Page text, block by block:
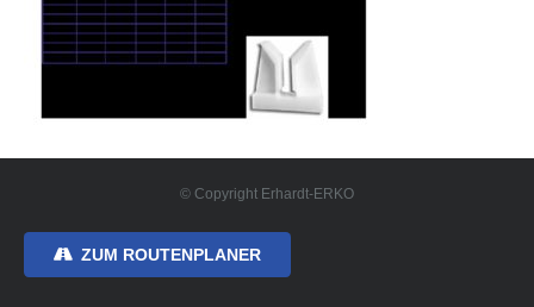
© Copyright Erhardt-ERKO
ZUM ROUTENPLANER